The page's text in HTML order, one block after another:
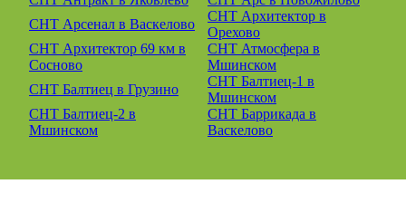
СНТ Арсенал в Васкелово
СНТ Архитектор в
Орехово
СНТ Архитектор 69 км в
Сосново
СНТ Атмосфера в
Мшинском
СНТ Балтиец в Грузино
СНТ Балтиец-1 в
Мшинском
СНТ Балтиец-2 в
Мшинском
СНТ Баррикада в
Васкелово